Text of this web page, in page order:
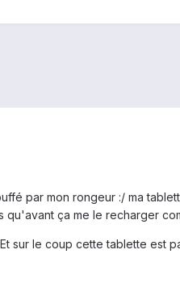
par mon rongeur :/ ma
ça me le recharger
sur le coup cette tablette est